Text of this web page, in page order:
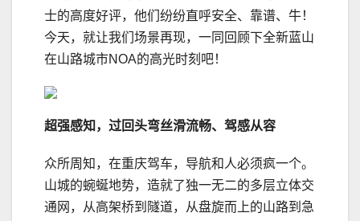
士的高度好评，他们纷纷直呼安全、靠谱、牛！
今天，就让我们场景再现，一同回顾下全新蓝山
在山路城市NOA的高光时刻吧！
超强感知，过回头弯丝滑流畅、驾感从容
众所周知，在重庆驾车，导航和人必须疯一个。
山城的蜿蜒地势，造就了独一无二的多层立体交
通网，从高架桥到隧道，从盘旋而上的山路到急